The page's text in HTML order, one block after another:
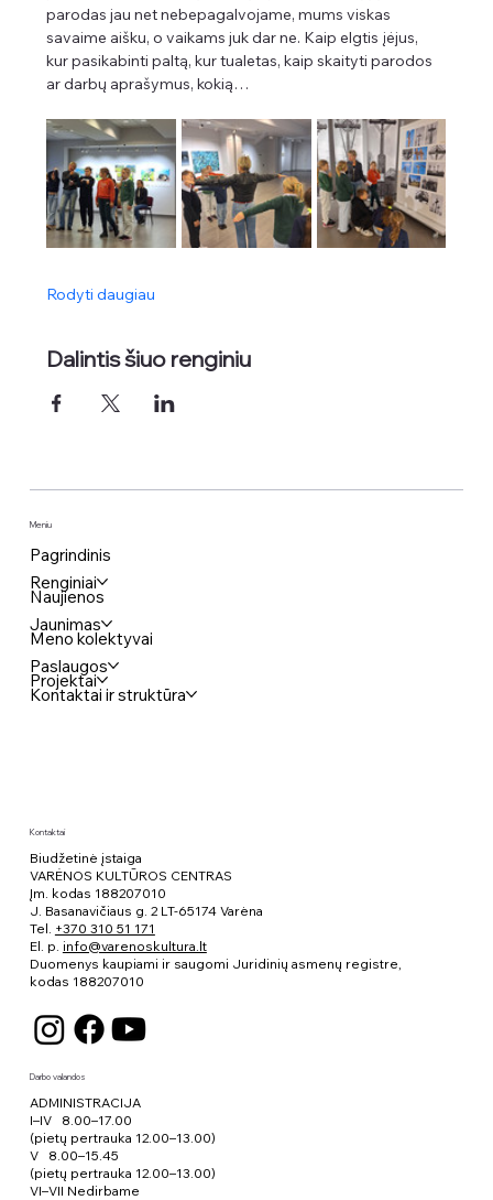
parodas jau net nebepagalvojame, mums viskas
savaime aišku, o vaikams juk dar ne. Kaip elgtis įėjus,
kur pasikabinti paltą, kur tualetas, kaip skaityti parodos
ar darbų aprašymus, kokią…
Rodyti daugiau
Dalintis šiuo renginiu
Meniu
Pagrindinis
Renginiai
Naujienos
Jaunimas
Meno kolektyvai
Paslaugos
Projektai
Kontaktai ir struktūra
Kontaktai
Biudžetinė įstaiga
VARĖNOS KULTŪROS CENTRAS
Įm. kodas 188207010
J. Basanavičiaus g. 2 LT-65174 Varėna
Tel. +370 310 51 171
El. p. info@varenoskultura.lt
Duomenys kaupiami ir saugomi Juridinių asmenų registre,
kodas 188207010
Darbo valandos
ADMINISTRACIJA
I–IV 8.00–17.00
(pietų pertrauka 12.00–13.00)
V 8.00–15.45
(pietų pertrauka 12.00–13.00)
VI–VII Nedirbame